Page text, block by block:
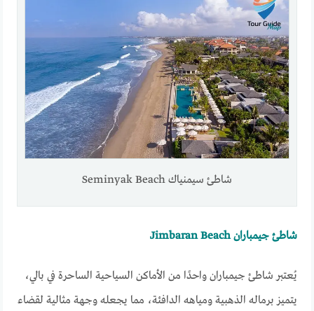
شاطئ سيمنياك Seminyak Beach
شاطئ جيمباران‏ Jimbaran Beach
يُعتبر شاطئ جيمباران واحدًا من الأماكن السياحية الساحرة في بالي،
يتميز برماله الذهبية ومياهه الدافئة، مما يجعله وجهة مثالية لقضاء